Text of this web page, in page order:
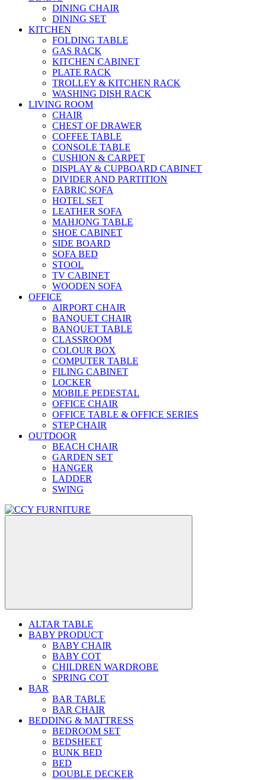
DINING CHAIR
DINING SET
KITCHEN
FOLDING TABLE
GAS RACK
KITCHEN CABINET
PLATE RACK
TROLLEY & KITCHEN RACK
WASHING DISH RACK
LIVING ROOM
CHAIR
CHEST OF DRAWER
COFFEE TABLE
CONSOLE TABLE
CUSHION & CARPET
DISPLAY & CUPBOARD CABINET
DIVIDER AND PARTITION
FABRIC SOFA
HOTEL SET
LEATHER SOFA
MAHJONG TABLE
SHOE CABINET
SIDE BOARD
SOFA BED
STOOL
TV CABINET
WOODEN SOFA
OFFICE
AIRPORT CHAIR
BANQUET CHAIR
BANQUET TABLE
CLASSROOM
COLOUR BOX
COMPUTER TABLE
FILING CABINET
LOCKER
MOBILE PEDESTAL
OFFICE CHAIR
OFFICE TABLE & OFFICE SERIES
STEP CHAIR
OUTDOOR
BEACH CHAIR
GARDEN SET
HANGER
LADDER
SWING
ALTAR TABLE
BABY PRODUCT
BABY CHAIR
BABY COT
CHILDREN WARDROBE
SPRING COT
BAR
BAR TABLE
BAR CHAIR
BEDDING & MATTRESS
BEDROOM SET
BEDSHEET
BUNK BED
BED
DOUBLE DECKER